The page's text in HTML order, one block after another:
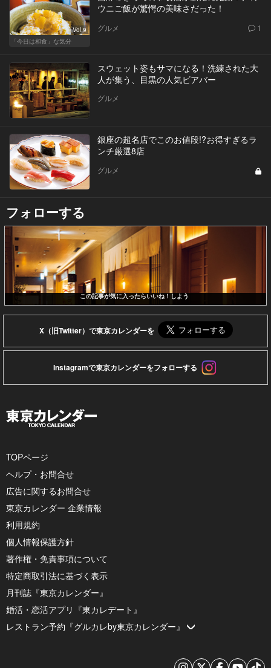
Vol.9
「今日は和食」な気分
ウニご飯が驚愕の美味さだった！
グルメ 1
スウェット姿もサマになる！洗練された大
人が集う、目黒の人気ビアバー
グルメ
銀座の超名店でこのお値段!?お得すぎるラ
ンチ厳選8店
グルメ
フォローする
この記事が気に入ったらいいね！しよう
X（旧Twitter）で東京カレンダーを
Instagramで東京カレンダーをフォローする
TOPページ
ヘルプ・お問合せ
広告に関するお問合せ
東京カレンダー 企業情報
利用規約
個人情報保護方針
著作権・免責事項について
特定商取引法に基づく表示
月刊誌『東京カレンダー』
婚活・恋活アプリ『東カレデート』
レストラン予約『グルカレby東京カレンダー』